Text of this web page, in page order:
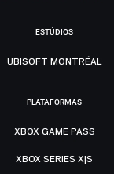
ESTÚDIOS
UBISOFT MONTRÉAL
PLATAFORMAS
XBOX GAME PASS
XBOX SERIES X|S